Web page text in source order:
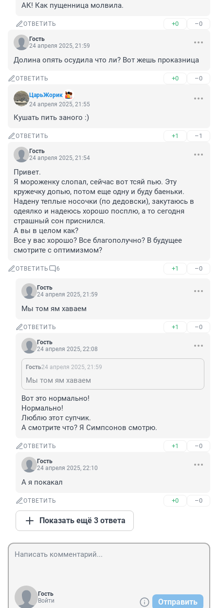
АК! Как пущенница молвила.
ОТВЕТИТЬ +0 –0
Гость
24 апреля 2025, 21:59
Долина опять осудила что ли? Вот жешь проказница
ОТВЕТИТЬ +0 –0
ЦарьЖорик
24 апреля 2025, 21:55
Кушать пить заного :)
ОТВЕТИТЬ +1 –1
Гость
24 апреля 2025, 21:54
Привет.
Я мороженку слопал, сейчас вот тсяй пью. Эту
кружечку допью, потом еще одну и буду баеньки.
Надену теплые носочки (по дедовски), закутаюсь в
одеялко и надеюсь хорошо посплю, а то сегодня
страшный сон приснился.
А вы в целом как?
Все у вас хорошо? Все благополучно? В будущее
смотрите с оптимизмом?
ОТВЕТИТЬ 6 +1 –0
Гость
24 апреля 2025, 21:59
Мы том ям хаваем
ОТВЕТИТЬ +1 –0
Гость
24 апреля 2025, 22:08
Гость24 апреля 2025, 21:59
Мы том ям хаваем
Вот это нормально!
Нормально!
Люблю этот супчик.
А смотрите что? Я Симпсонов смотрю.
ОТВЕТИТЬ +1 –0
Гость
24 апреля 2025, 22:10
А я покакал
ОТВЕТИТЬ +0 –0
Показать ещё 3 ответа
Гость
Войти
Отправить